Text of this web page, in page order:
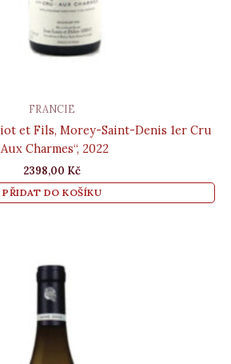
FRANCIE
et Fils, Morey-Saint-Denis 1er Cru
Charmes“, 2022
2398,00 Kč
PŘIDAT DO KOŠÍKU